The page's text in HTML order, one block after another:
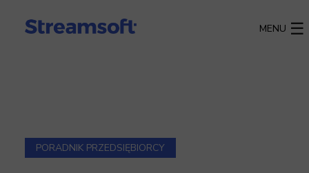
MENU
PORADNIK PRZEDSIĘBIORCY